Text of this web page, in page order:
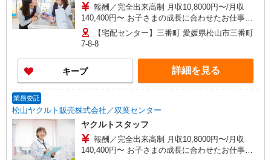
報酬／完全出来高制 月収10,8000円〜/月収
140,400円〜 お子さまの成長に合わせたお仕事の
仕方が出来るのが魅力です！ ※収入補償／基本4
か月 ［1］扶養内の場合 10.2万/月 ［2］扶養外
修期間を除く） ※研修期間中は日当支払いあり 収
入保障期間：4か月
【宅配センター】三番町 愛媛県松山市三番町
7-8-8
キープ 詳細を見る
業務委託
松山ヤクルト販売株式会社／双葉センター
ヤクルトスタッフ
報酬／完全出来高制 月収10,8000円〜/月収
140,400円〜 お子さまの成長に合わせたお仕事の